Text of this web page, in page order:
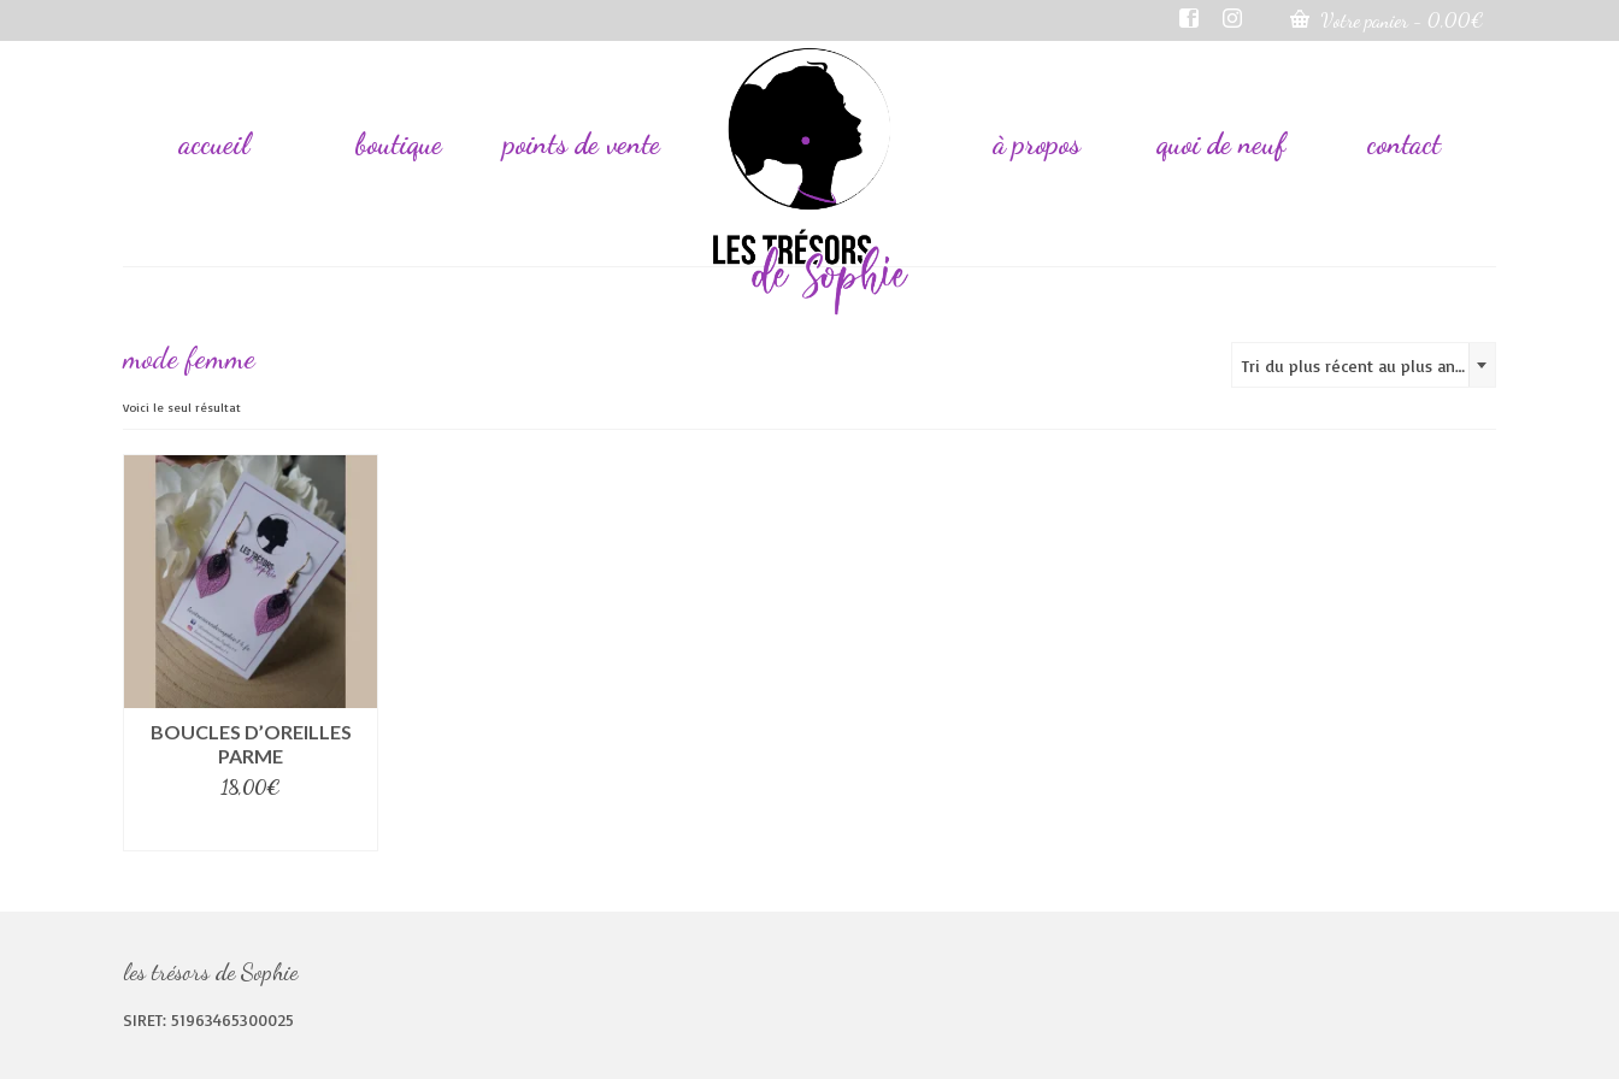
Votre panier - 0,00€
accueil boutique points de vente à propos quoi de neuf contact
mode femme
Voici le seul résultat
Tri du plus récent au plus ancien
BOUCLES D’OREILLES
PARME
18,00€
les trésors de Sophie
SIRET: 51963465300025